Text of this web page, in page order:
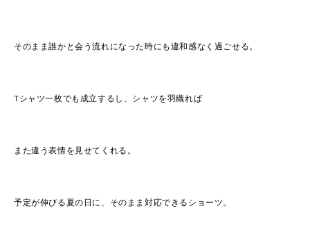
そのまま誰かと会う流れになった時にも違和感なく過ごせる。
Tシャツ一枚でも成立するし、シャツを羽織れば
また違う表情を見せてくれる。
予定が伸びる夏の日に、そのまま対応できるショーツ。